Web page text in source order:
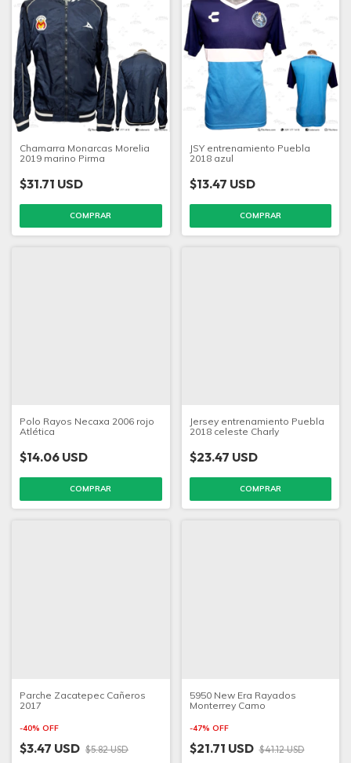
Chamarra Monarcas Morelia
2019 marino Pirma
$31.71 USD
COMPRAR
JSY entrenamiento Puebla
2018 azul
$13.47 USD
COMPRAR
Polo Rayos Necaxa 2006 rojo
Atlética
$14.06 USD
COMPRAR
Jersey entrenamiento Puebla
2018 celeste Charly
$23.47 USD
COMPRAR
Parche Zacatepec Cañeros
2017
-40% OFF
$3.47 USD $5.82 USD
5950 New Era Rayados
Monterrey Camo
-47% OFF
$21.71 USD $41.12 USD